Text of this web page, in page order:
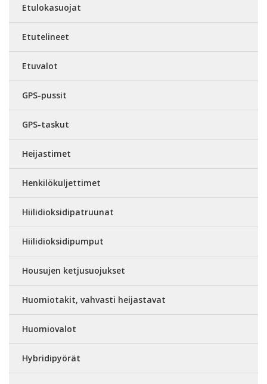
Etulokasuojat
Etutelineet
Etuvalot
GPS-pussit
GPS-taskut
Heijastimet
Henkilökuljettimet
Hiilidioksidipatruunat
Hiilidioksidipumput
Housujen ketjusuojukset
Huomiotakit, vahvasti heijastavat
Huomiovalot
Hybridipyörät